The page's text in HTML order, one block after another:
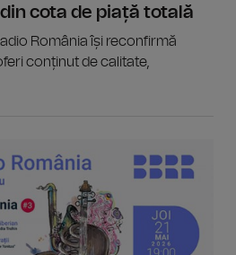
cota de piață totală
România își reconfirmă
conținut de calitate,